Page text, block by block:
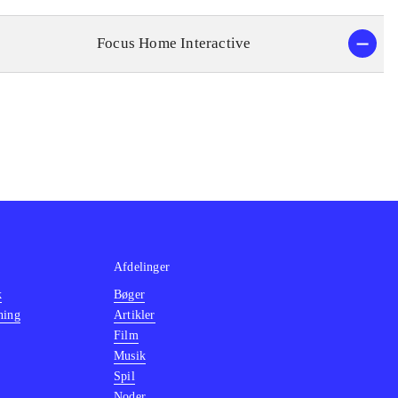
Focus Home Interactive
Afdelinger
Bøger
Artikler
Film
Musik
Spil